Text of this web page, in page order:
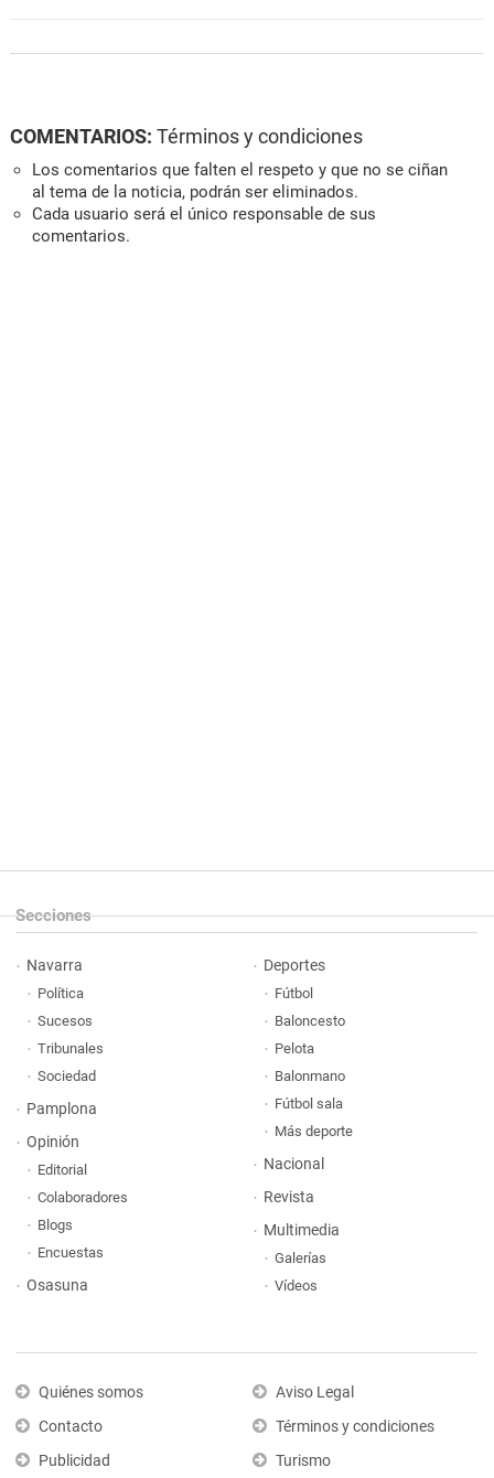
COMENTARIOS: Términos y condiciones
Los comentarios que falten el respeto y que no se ciñan
al tema de la noticia, podrán ser eliminados.
Cada usuario será el único responsable de sus
comentarios.
Secciones
Navarra
Política
Sucesos
Tribunales
Sociedad
Pamplona
Opinión
Editorial
Colaboradores
Blogs
Encuestas
Osasuna
Deportes
Fútbol
Baloncesto
Pelota
Balonmano
Fútbol sala
Más deporte
Nacional
Revista
Multimedia
Galerías
Vídeos
Quiénes somos
Contacto
Publicidad
Aviso Legal
Términos y condiciones
Turismo